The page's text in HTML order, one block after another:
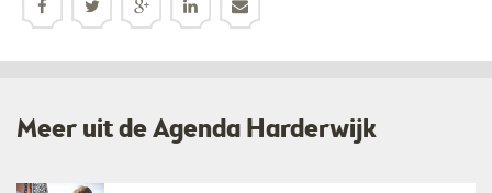
Meer uit de Agenda Harderwijk